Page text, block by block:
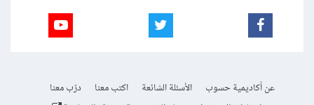
عن أكاديمية حسوب الأسئلة الشائعة اكتب معنا
درّب معنا